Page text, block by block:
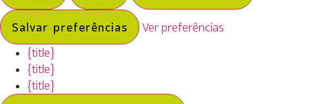
Salvar preferências
Ver preferências
{title}
{title}
{title}